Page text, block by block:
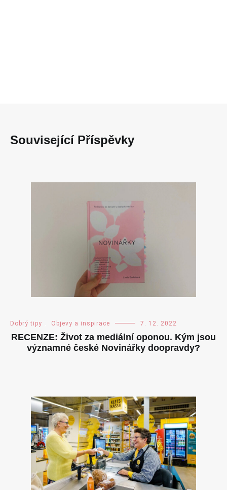
Související Příspěvky
Dobrý tipy Objevy a inspirace 7. 12. 2022
RECENZE: Život za mediální oponou. Kým jsou
významné české Novinářky doopravdy?